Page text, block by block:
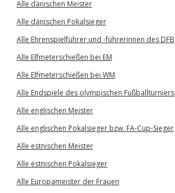
Alle dänischen Meister
Alle dänischen Pokalsieger
Alle Ehrenspielführer und -führerinnen des DFB
Alle Elfmeterschießen bei EM
Alle Elfmeterschießen bei WM
Alle Endspiele des olympischen Fußballturniers
Alle englischen Meister
Alle englischen Pokalsieger bzw. FA-Cup-Sieger
Alle estnischen Meister
Alle estnischen Pokalsieger
Alle Europameister der Frauen